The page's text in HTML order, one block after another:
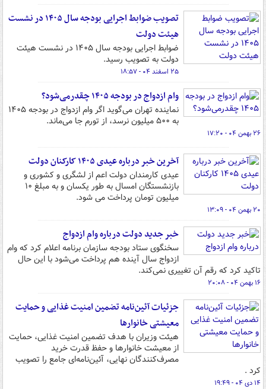
تصویب ضوابط اجرایی بودجه سال ۱۴۰۵ در نشست
هیئت دولت
ضوابط اجرایی بودجه سال ۱۴۰۵ در نشست هیئت
دولت به تصویب رسید.
۲۵ اسفند ۰۴ - ۱۸:۵۷
وام ازدواج در بودجه ۱۴۰۵ چقدرمی‌شود؟
نماینده تهران می‌گوید اگر وام ازدواج در بودجه ۱۴۰۵
به ۵۰۰ میلیون نرسد، از تورم جا می‌ماند.
۲۶ بهمن ۰۴ - ۱۷:۲۰
آخرین خبر درباره عیدی ۱۴۰۵ کارکنان دولت
عیدی کارمندان دولت اعم از لشگری و کشوری و
بازنشستگان امسال به طور یکسان و به مبلغ ۱۰
میلیون تومان پرداخت می شود.
۲۰ بهمن ۰۴ - ۱۳:۰۹
خبر جدید دولت درباره وام ازدواج
سخنگوی ستاد بودجه سازمان برنامه اعلام کرد که وام
ازدواج سال آینده هم پرداخت می‌شود با این حال
تاکید کرد که رقم آن تغییری نمی‌کند.
۱۶ بهمن ۰۴ - ۲۰:۰۸
جزئیات آئین‌نامه تضمین امنیت غذایی و حمایت
معیشتی خانوارها
هیئت وزیران با هدف تضمین امنیت غذایی، حمایت
از معیشت خانوارها و حفظ قدرت خرید
مصرف‌کنندگان نهایی، آئین‌نامه‌ای جامع را تصویب
کرد .
۱۴ دی ۰۴ - ۱۹:۴۹